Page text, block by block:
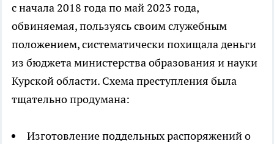
с начала 2018 года по май 2023 года,
обвиняемая, пользуясь своим служебным
положением, систематически похищала деньги
из бюджета министерства образования и науки
Курской области. Схема преступления была
тщательно продумана:
Изготовление поддельных распоряжений о